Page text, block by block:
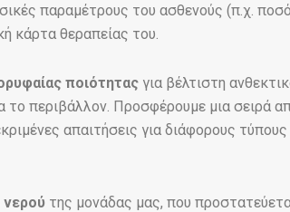
παραμέτρους του ασθενούς (π.χ.
κάρτα θεραπείας του.
ποιότητας για βέλτιστη
το περιβάλλον. Προσφέρουμε μια σειρά
απαιτήσεις για διάφορους
νερού της μονάδας μας, που